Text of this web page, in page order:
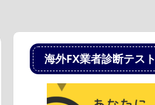
海外FX業者診断テスト